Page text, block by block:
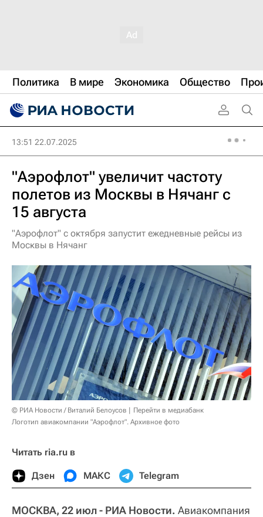
Политика В мире Экономика Общество
13:51 22.07.2025
"Аэрофлот" увеличит частоту
полетов из Москвы в Нячанг с
15 августа
"Аэрофлот" с октября запустит ежедневные рейсы из
Москвы в Нячанг
© РИА Новости / Виталий Белоусов
Перейти в медиабанк
Логотип авиакомпании "Аэрофлот". Архивное фото
Читать ria.ru в
Дзен МАКС Telegram
МОСКВА, 22 июл - РИА Новости. Авиакомпания